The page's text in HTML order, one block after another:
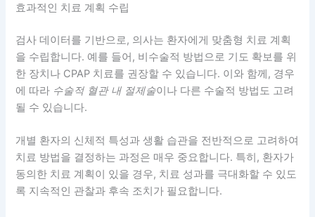
효과적인 치료 계획 수립
검사 데이터를 기반으로, 의사는 환자에게 맞춤형 치료 계획
을 수립합니다. 예를 들어, 비수술적 방법으로 기도 확보를 위
한 장치나 CPAP 치료를 권장할 수 있습니다. 이와 함께, 경우
에 따라 수술적 혈관 내 절제술이나 다른 수술적 방법도 고려
될 수 있습니다.
개별 환자의 신체적 특성과 생활 습관을 전반적으로 고려하여
치료 방법을 결정하는 과정은 매우 중요합니다. 특히, 환자가
동의한 치료 계획이 있을 경우, 치료 성과를 극대화할 수 있도
록 지속적인 관찰과 후속 조치가 필요합니다.